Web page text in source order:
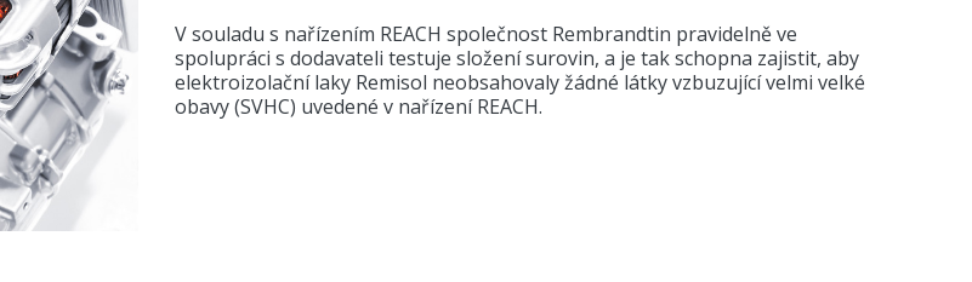
V souladu s nařízením REACH společnost Rembrandtin pravidelně ve
spolupráci s dodavateli testuje složení surovin, a je tak schopna zajistit, aby
elektroizolační laky Remisol neobsahovaly žádné látky vzbuzující velmi velké
obavy (SVHC) uvedené v nařízení REACH.